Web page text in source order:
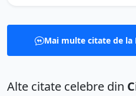
Mai multe citate de la
Alte citate celebre din